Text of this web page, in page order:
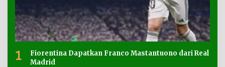
1
Fiorentina Dapatkan Franco Mastantuono dari Real
Madrid